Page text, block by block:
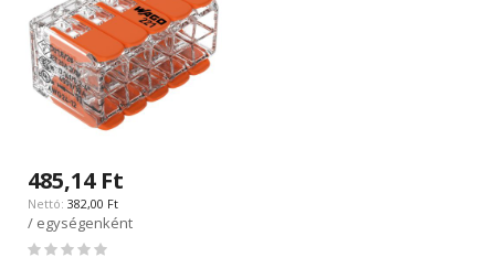
485,14 Ft
382,00 Ft
/ egységenként
Rating: